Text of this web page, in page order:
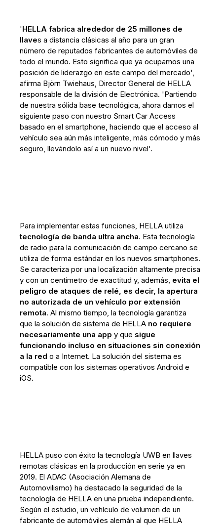
'HELLA fabrica alrededor de 25 millones de
llaves a distancia clásicas al año para un gran
número de reputados fabricantes de automóviles de
todo el mundo. Esto significa que ya ocupamos una
posición de liderazgo en este campo del mercado',
afirma Björn Twiehaus, Director General de HELLA
responsable de la división de Electrónica. 'Partiendo
de nuestra sólida base tecnológica, ahora damos el
siguiente paso con nuestro Smart Car Access
basado en el smartphone, haciendo que el acceso al
vehículo sea aún más inteligente, más cómodo y más
seguro, llevándolo así a un nuevo nivel'.
Para implementar estas funciones, HELLA utiliza
tecnología de banda ultra ancha. Esta tecnología
de radio para la comunicación de campo cercano se
utiliza de forma estándar en los nuevos smartphones.
Se caracteriza por una localización altamente precisa
y con un centímetro de exactitud y, además, evita el
peligro de ataques de relé, es decir, la apertura
no autorizada de un vehículo por extensión
remota. Al mismo tiempo, la tecnología garantiza
que la solución de sistema de HELLA no requiere
necesariamente una app y que sigue
funcionando incluso en situaciones sin conexión
a la red o a Internet. La solución del sistema es
compatible con los sistemas operativos Android e
iOS.
HELLA puso con éxito la tecnología UWB en llaves
remotas clásicas en la producción en serie ya en
2019. El ADAC (Asociación Alemana de
Automovilismo) ha destacado la seguridad de la
tecnología de HELLA en una prueba independiente.
Según el estudio, un vehículo de volumen de un
fabricante de automóviles alemán al que HELLA